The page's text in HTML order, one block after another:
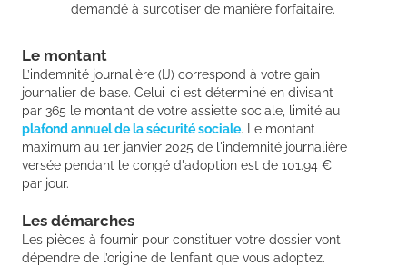
demandé à surcotiser de manière forfaitaire.
Le montant
L’indemnité journalière (IJ) correspond à votre gain
journalier de base. Celui-ci est déterminé en divisant
par 365 le montant de votre assiette sociale, limité au
plafond annuel de la sécurité sociale. Le montant
maximum au 1er janvier 2025 de l'indemnité journalière
versée pendant le congé d'adoption est de 101.94 €
par jour.
Les démarches
Les pièces à fournir pour constituer votre dossier vont
dépendre de l’origine de l’enfant que vous adoptez.